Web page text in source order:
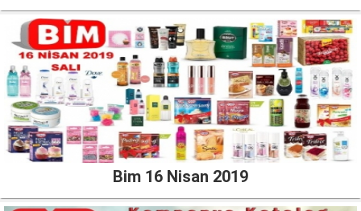
Bim 16 Nisan 2019